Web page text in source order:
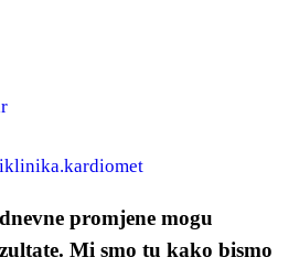
promjene mogu
Mi smo tu kako bismo